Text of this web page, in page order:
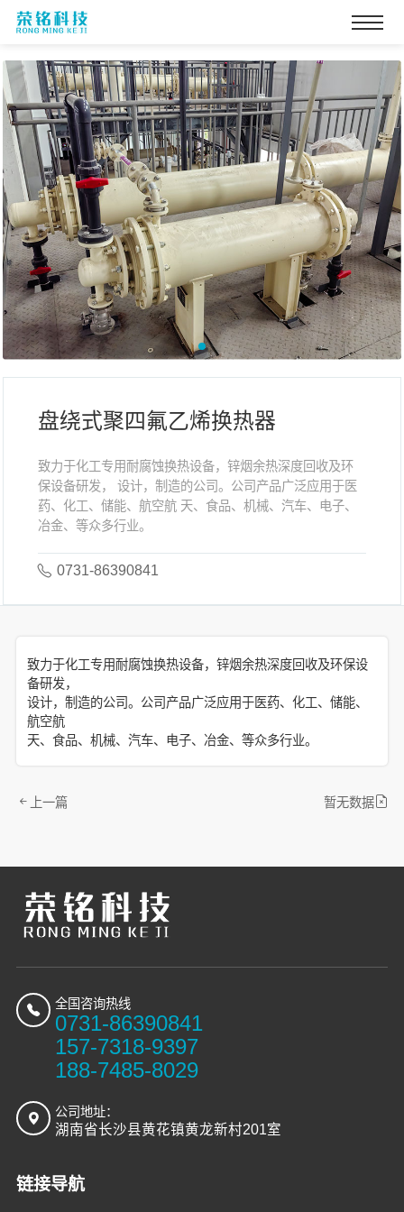
盘绕式聚四氟乙烯换热器
致力于化工专用耐腐蚀换热设备，锌烟余热深度回收及环
保设备研发， 设计，制造的公司。公司产品广泛应用于医
药、化工、储能、航空航 天、食品、机械、汽车、电子、
冶金、等众多行业。
0731-86390841
致力于化工专用耐腐蚀换热设备，锌烟余热深度回收及环保设
备研发，
设计，制造的公司。公司产品广泛应用于医药、化工、储能、
航空航
天、食品、机械、汽车、电子、冶金、等众多行业。
上一篇 暂无数据
全国咨询热线
0731-86390841
157-7318-9397
188-7485-8029
公司地址：
湖南省长沙县黄花镇黄龙新村201室
链接导航